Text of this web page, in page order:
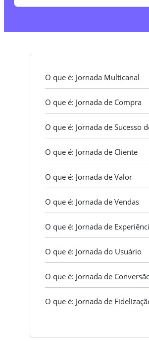
O que é: Jornada Multicanal
O que é: Jornada de Compra
O que é: Jornada de Sucesso
O que é: Jornada de Cliente
O que é: Jornada de Valor
O que é: Jornada de Vendas
O que é: Jornada de
O que é: Jornada do Usuário
O que é: Jornada de
O que é: Jornada de